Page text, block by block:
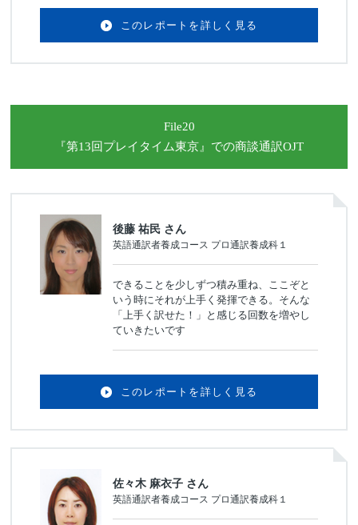
このレポートを詳しく見る
File20
『第13回プレイタイム東京』 での商談通訳OJT
後藤 祐民 さん
英語通訳者養成コース プロ通訳養成科１
できることを少しずつ積み重ね、ここぞと
いう時にそれが上手く発揮できる。そんな
「上手く訳せた！」と感じる回数を増やし
ていきたいです
このレポートを詳しく見る
佐々木 麻衣子 さん
英語通訳者養成コース プロ通訳養成科１